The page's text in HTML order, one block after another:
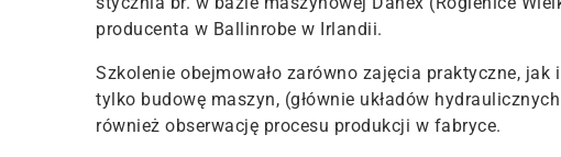
producenta w Ballinrobe w Irlandii.
Szkolenie obejmowało zarówno zajęcia praktyczne,
tylko budowę maszyn, (głównie układów
również obserwację procesu produkcji w fabryce.